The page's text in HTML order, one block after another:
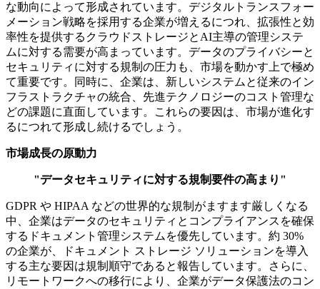
な動向によって形成されています。デジタルトランスフォー
メーション戦略を採用する企業が増えるにつれ、拡張性と効
率性を提供するクラウドストレージとAI主導の管理システ
ムに対する需要が高まっています。データのプライバシーと
セキュリティに対する規制の圧力も、市場を動かす上で極め
て重要です。同時に、企業は、新しいシステムと従来のイン
フラストラクチャの統合、先進テクノロジーのコスト管理な
どの課題に直面しています。これらの要因は、市場が進化す
るにつれて形成し続けるでしょう。
市場成長の原動力
"データセキュリティに対する規制要件の高まり"
GDPR や HIPAA などの世界的な規制がますます厳しくなる
中、企業はデータのセキュリティとコンプライアンスを確保
するドキュメント管理システムを優先しています。約 30%
の企業が、ドキュメント ストレージ ソリューションを導入
する主な要因は規制順守であると報告しています。さらに、
リモートワークへの移行により、企業がデータ保護法のコン